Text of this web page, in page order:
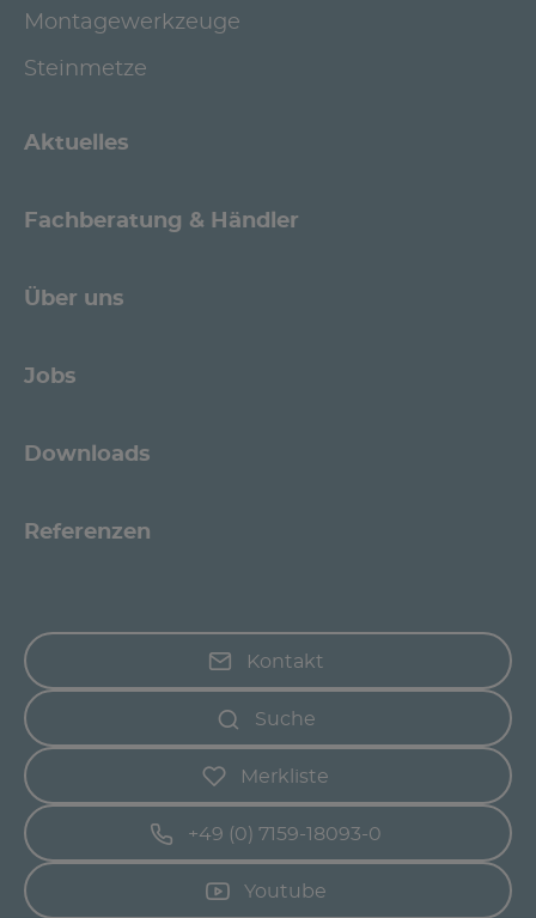
Montagewerkzeuge
Steinmetze
Aktuelles
Fachberatung & Händler
Über uns
Jobs
Downloads
Referenzen
Kontakt
Suche
Merkliste
+49 (0) 7159-18093-0
Youtube